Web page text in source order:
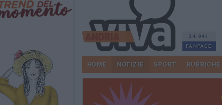
34.941
FANPAGE
HOME NOTIZIE SPORT RUBRICHE